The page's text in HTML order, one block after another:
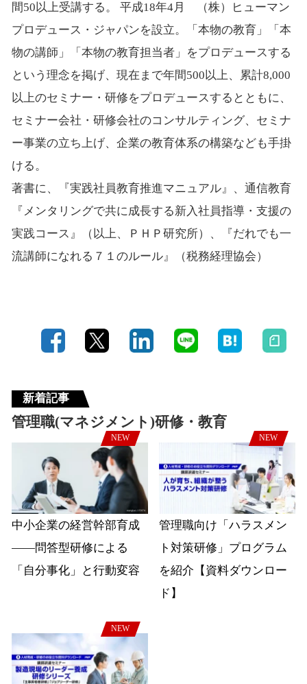
間50以上受講する。 平成18年4月 （株）ヒューマン
プロデュース・ジャパンを設立。「本物の教育」「本
物の講師」「本物の教育担当者」をプロデュースする
という理念を掲げ、現在まで年間500以上、累計8,000
以上のセミナー・研修をプロデュースするとともに、
セミナー会社・研修会社のコンサルティング、セミナ
ー事業の立ち上げ、企業の教育体系の構築なども手掛
ける。
著書に、『実践社員教育推進マニュアル』、通信教育
『メンタリングで共に成長する新入社員指導・支援の
実践コース』（以上、ＰＨＰ研究所）、『だれでも一
流講師になれる７１のルール』（税務経理協会）
新着記事
管理職(マネジメント)研修・教育
NEW
中小企業の経営幹部育成
――問答型研修による
「自分事化」と行動変容
NEW
管理職向け「ハラスメン
ト対策研修」プログラム
を紹介【資料ダウンロー
ド】
NEW